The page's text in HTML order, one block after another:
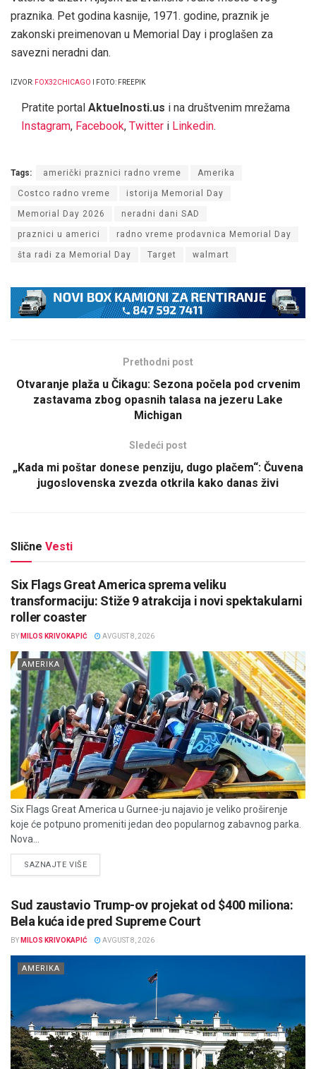
praznika. Pet godina kasnije, 1971. godine, praznik je
zakonski preimenovan u Memorial Day i proglašen za
savezni neradni dan.
IZVOR: FOX32CHICAGO I FOTO: FREEPIK
Pratite portal Aktuelnosti.us i na društvenim mrežama
Instagram, Facebook, Twitter i Linkedin.
Tags: američki praznici radno vreme Amerika
Costco radno vreme istorija Memorial Day
Memorial Day 2026 neradni dani SAD
praznici u americi radno vreme prodavnica Memorial Day
šta radi za Memorial Day Target walmart
Prethodni post
Otvaranje plaža u Čikagu: Sezona počela pod crvenim
zastavama zbog opasnih talasa na jezeru Lake
Michigan
Sledeći post
„Kada mi poštar donese penziju, dugo plačem“: Čuvena
jugoslovenska zvezda otkrila kako danas živi
Slične Vesti
Six Flags Great America sprema veliku
transformaciju: Stiže 9 atrakcija i novi spektakularni
roller coaster
BY MILOS KRIVOKAPIĆ AVGUST 8, 2026
AMERIKA
Six Flags Great America u Gurnee-ju najavio je veliko proširenje
koje će potpuno promeniti jedan deo popularnog zabavnog parka.
Nova...
SAZNAJTE VIŠEDETAILS
Sud zaustavio Trump-ov projekat od $400 miliona:
Bela kuća ide pred Supreme Court
BY MILOS KRIVOKAPIĆ AVGUST 8, 2026
AMERIKA